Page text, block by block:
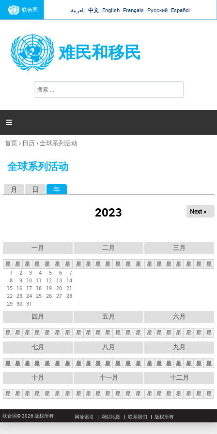
Jump to navigation
联合国 العربية 中文 English Français Русский Español
难民和移民
搜
索

你
这
首页› 日历›全球系列活动
全球系列活动
月 日 年
2023 Next »
一月
星 星 星 星 星 星
星
1
2 3 4 5 6
7
8
9 10 11 12 13
14
15 16 17 18 19 20 21
22 23 24 25 26 27 28
29 30 31
二月
星 星 星 星 星 星 星
三月
星 星 星 星 星 星 星
四月
星 星 星 星 星 星 星
五月
星 星 星 星 星 星 星
六月
星 星 星 星 星 星 星
七月
星 星 星 星 星 星 星
八月
星 星 星 星 星 星 星
九月
星 星 星 星 星 星 星
十月
星 星 星 星 星 星 星
十一月
星 星 星 星 星 星 星
十二月
星 星 星 星 星 星 星
联合国© 2026 版权所有 网址索引 网站地图 联系我们 版权所有